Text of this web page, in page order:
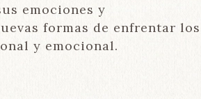
emociones y
formas de enfrentar los
y emocional.